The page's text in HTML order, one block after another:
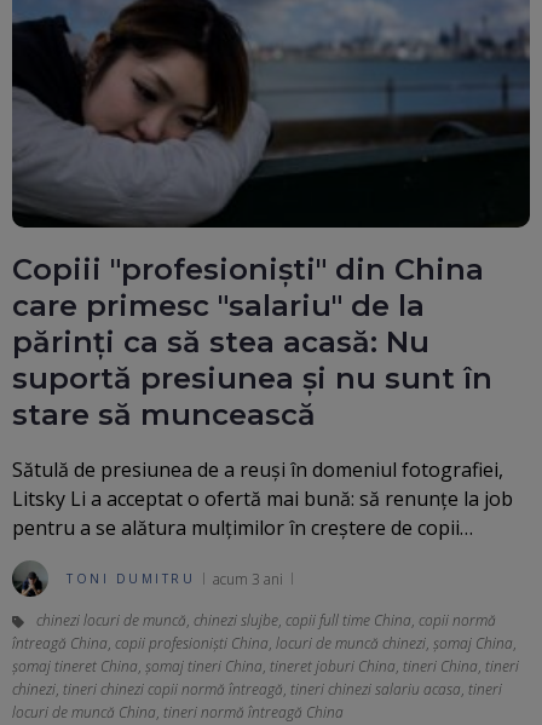
Copiii "profesioniști" din China
care primesc "salariu" de la
părinți ca să stea acasă: Nu
suportă presiunea și nu sunt în
stare să muncească
Sătulă de presiunea de a reuși în domeniul fotografiei,
Litsky Li a acceptat o ofertă mai bună: să renunțe la job
pentru a se alătura mulţimilor în creştere de copii…
TONI DUMITRU acum 3 ani
chinezi locuri de muncă, chinezi slujbe, copii full time China, copii normă
întreagă China, copii profesioniști China, locuri de muncă chinezi, șomaj China,
șomaj tineret China, șomaj tineri China, tineret joburi China, tineri China, tineri
chinezi, tineri chinezi copii normă întreagă, tineri chinezi salariu acasa, tineri
locuri de muncă China, tineri normă întreagă China